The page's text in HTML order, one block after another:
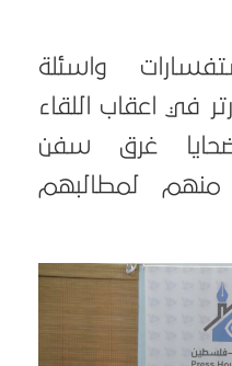
واسئلة
في اعقاب اللقاء
غرق سفن
منهم لمطالبهم